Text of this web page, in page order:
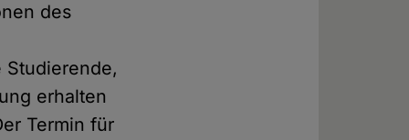
des
erhalten
Termin für